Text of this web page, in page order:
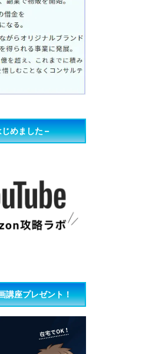
めました –
講座プレゼント！